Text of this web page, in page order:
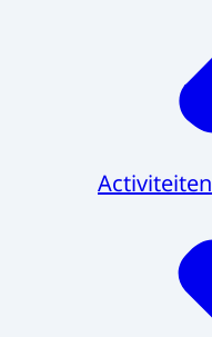
Activiteiten